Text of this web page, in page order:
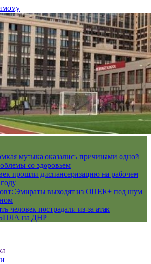
музыка оказались причинами одной
со здоровьем
прошли диспансеризацию на рабочем
Эмираты выходят из ОПЕК+ под шум
человек пострадали из-за атак
БПЛА на ДНР